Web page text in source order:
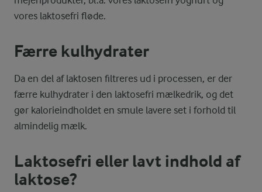
vores laktosefri fløde.
Færre kulhydrater
Da en del af laktosen filtreres ud i processen, er der
færre kulhydrater i den laktosefri mælkedrik, og det
gør kalorieindholdet en smule lavere set i forhold til
almindelig mælk.
Laktosefri eller lavt indhold af
laktose?